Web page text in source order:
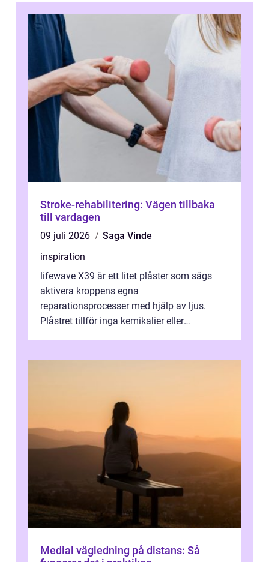
Stroke-rehabilitering: Vägen tillbaka
till vardagen
09 juli 2026
Saga Vinde
inspiration
lifewave X39 är ett litet plåster som sägs
aktivera kroppens egna
reparationsprocesser med hjälp av ljus.
Plåstret tillför inga kemikalier eller
Medial vägledning på distans: Så